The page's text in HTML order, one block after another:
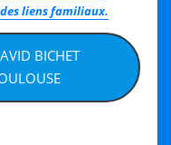
liens familiaux.
BICHET